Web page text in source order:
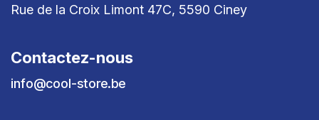
Rue de la Croix Limont 47C, 5590 Ciney
Contactez-nous
info@cool-store.be